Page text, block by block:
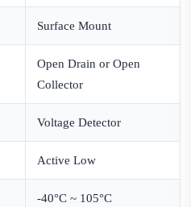
Surface Mount
Open Drain or Open
Collector
Voltage Detector
Active Low
-40°C ~ 105°C